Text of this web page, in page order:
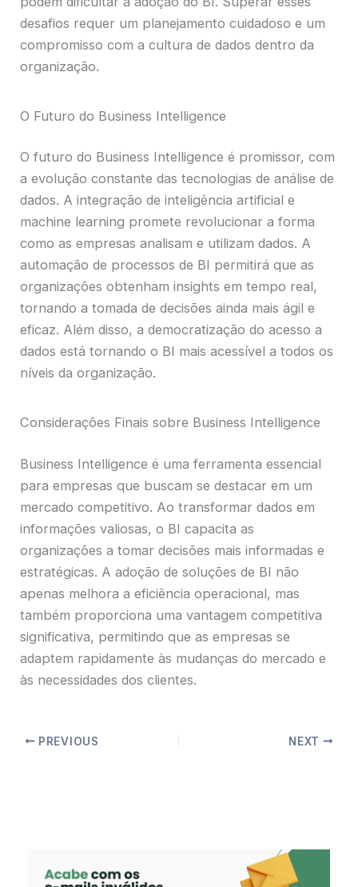
desafios requer um planejamento cuidadoso e um
compromisso com a cultura de dados dentro da
organização.
O Futuro do Business Intelligence
O futuro do Business Intelligence é promissor, com
a evolução constante das tecnologias de análise de
dados. A integração de inteligência artificial e
machine learning promete revolucionar a forma
como as empresas analisam e utilizam dados. A
automação de processos de BI permitirá que as
organizações obtenham insights em tempo real,
tornando a tomada de decisões ainda mais ágil e
eficaz. Além disso, a democratização do acesso a
dados está tornando o BI mais acessível a todos os
níveis da organização.
Considerações Finais sobre Business Intelligence
Business Intelligence é uma ferramenta essencial
para empresas que buscam se destacar em um
mercado competitivo. Ao transformar dados em
informações valiosas, o BI capacita as
organizações a tomar decisões mais informadas e
estratégicas. A adoção de soluções de BI não
apenas melhora a eficiência operacional, mas
também proporciona uma vantagem competitiva
significativa, permitindo que as empresas se
adaptem rapidamente às mudanças do mercado e
às necessidades dos clientes.
PREVIOUS NEXT